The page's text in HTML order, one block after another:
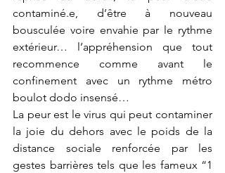
contaminé.e, d’être à nouveau
bousculée voire envahie par le rythme
extérieur… l’appréhension que tout
recommence comme avant le
confinement avec un rythme métro
boulot dodo insensé…
La peur est le virus qui peut contaminer
la joie du dehors avec le poids de la
distance sociale renforcée par les
gestes barrières tels que les fameux “1